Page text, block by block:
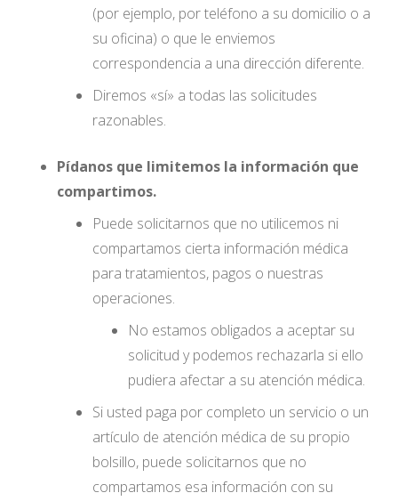
(por ejemplo, por teléfono a su domicilio o a
su oficina) o que le enviemos
correspondencia a una dirección diferente.
Diremos «sí» a todas las solicitudes
razonables.
Pídanos que limitemos la información que
compartimos.
Puede solicitarnos que no utilicemos ni
compartamos cierta información médica
para tratamientos, pagos o nuestras
operaciones.
No estamos obligados a aceptar su
solicitud y podemos rechazarla si ello
pudiera afectar a su atención médica.
Si usted paga por completo un servicio o un
artículo de atención médica de su propio
bolsillo, puede solicitarnos que no
compartamos esa información con su